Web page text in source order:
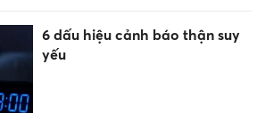
6 dấu hiệu cảnh báo thận suy
yếu